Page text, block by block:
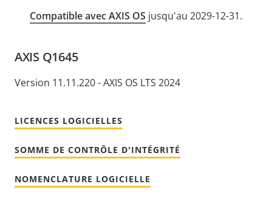
Compatible avec AXIS OS jusqu'au 2029-12-31.
AXIS Q1645
Version 11.11.220 - AXIS OS LTS 2024
LICENCES LOGICIELLES
SOMME DE CONTRÔLE D'INTÉGRITÉ
NOMENCLATURE LOGICIELLE